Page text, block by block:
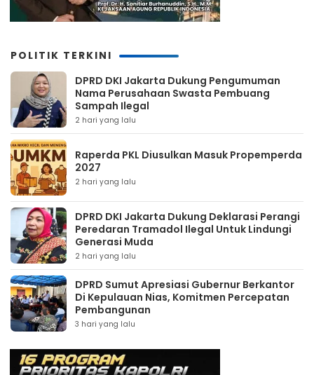
POLITIK TERKINI
DPRD DKI Jakarta Dukung Pengumuman
Nama Perusahaan Swasta Pembuang
Sampah Ilegal
2 hari yang lalu
Raperda PKL Diusulkan Masuk Propemperda
2027
2 hari yang lalu
DPRD DKI Jakarta Dukung Deklarasi Perangi
Peredaran Tramadol Ilegal Untuk Lindungi
Generasi Muda
2 hari yang lalu
DPRD Sumut Apresiasi Gubernur Berkantor
Di Kepulauan Nias, Komitmen Percepatan
Pembangunan
3 hari yang lalu